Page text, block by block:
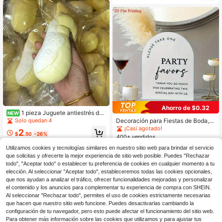
decuado para maestros de aula Pri
mer día de escuela Decoración de t
ablero de anuncios y fiesta
NEW 1 pieza Juguete antiestrés de
pulpa de fruta de durián realista de r
ebote lento, juguete antiestrés suav
e para relajarse y aliviar la ansieda
d, adecuado para regalos de boda y
recuerdos de fiesta
Solo quedan 4
$2.50 -26%
ñadir un toque festivo a tus eventos
especiales.
Ahorro de $0.32
Decoración para Fiestas de Boda, E
legante Letrero de Mesa de Acrílico
con Forma de Lazo y Base - Diseño
rales y Eventos Especiales - Letrero
de Celebración Universal
¡Casi agotado!
400+ vendidos
$2.38 -12%
2Hay otros vendedores
Utilizamos cookies y tecnologías similares en nuestro sitio web para brindar el servicio
que solicitas y ofrecerte la mejor experiencia de sitio web posible. Puedes "Rechazar
todo", "Aceptar todo" o establecer tu preferencia de cookies en cualquier momento a tu
elección. Al seleccionar "Aceptar todo", estableceremos todas las cookies opcionales,
que nos ayudan a analizar el tráfico, ofrecer funcionalidades mejoradas y personalizar
el contenido y los anuncios para complementar tu experiencia de compra con SHEIN.
Al seleccionar "Rechazar todo", permites el uso de cookies estrictamente necesarias
que hacen que nuestro sitio web funcione. Puedes desactivarlas cambiando la
configuración de tu navegador, pero esto puede afectar el funcionamiento del sitio web.
Para obtener más información sobre las cookies que utilizamos y para ajustar tus